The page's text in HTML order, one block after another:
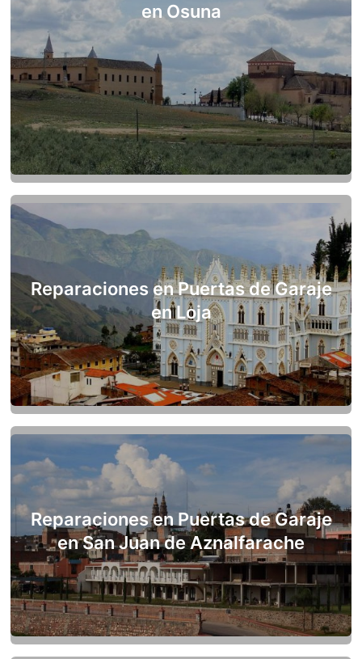
en Osuna
Reparaciones en Puertas de Garaje
en Loja
Reparaciones en Puertas de Garaje
en San Juan de Aznalfarache